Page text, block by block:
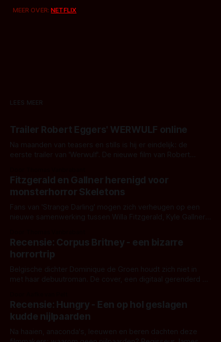
MEER OVER:NETFLIX
LEES MEER
Trailer Robert Eggers' WERWULF online
Na maanden van teasers en stills is hij er eindelijk: de
eerste trailer van 'Werwulf'. De nieuwe film van Robert
kille stijl vol folklore en mythe. Het topic deze keer is (kon
het het al raden?)... de weerwolf. Kijk je mee?
Fitzgerald en Gallner herenigd voor
monsterhorror Skeletons
Fans van 'Strange Darling' mogen zich verheugen op een
nieuwe samenwerking tussen Willa Fitzgerald, Kyle Gallner
'Skeletons', een nieuwe creature feature waarvoor de
opnames zijn gestart in Australië.
Recensie: Corpus Britney - een bizarre
horrortrip
Belgische dichter Dominique de Groen houdt zich niet in
met haar debuutroman. De cover, een digitaal gerenderd en
achtergrond, belooft iets kleurrijks maar onheilspellends,
iets ongrijpbaars. En dat maakt De Groen met ieder woord
waar.
Recensie: Hungry - Een op hol geslagen
kudde nijlpaarden
Na haaien, anaconda's, leeuwen en beren dachten deze